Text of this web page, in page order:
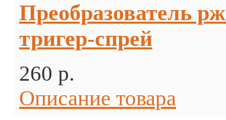
Преобразователь
тригер-спрей
260 p.
Описание товара